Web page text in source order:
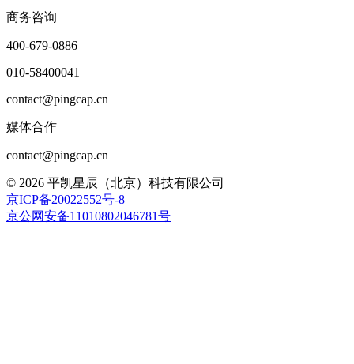
商务咨询
400-679-0886
010-58400041
contact@pingcap.cn
媒体合作
contact@pingcap.cn
© 2026 平凯星辰（北京）科技有限公司
京ICP备20022552号-8
京公网安备11010802046781号